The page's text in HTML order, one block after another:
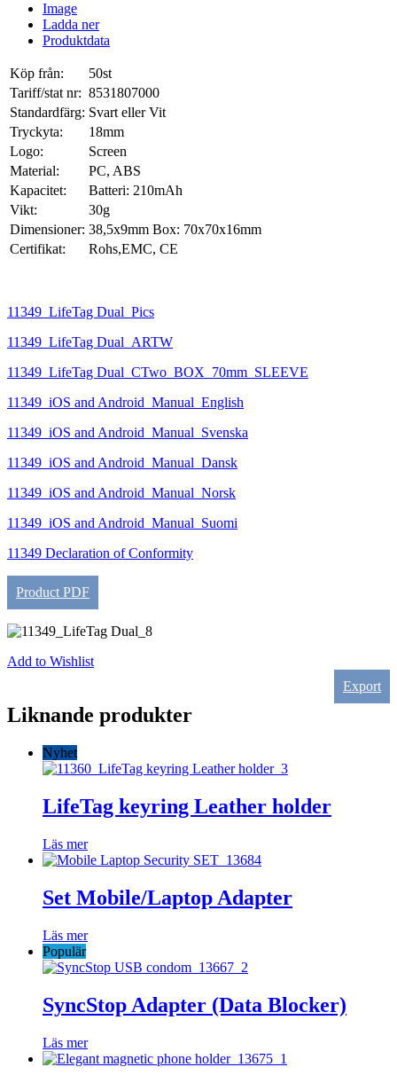
Image
Ladda ner
Produktdata
Köp från:
50st
Tariff/stat nr: 8531807000
Standardfärg: Svart eller Vit
Tryckyta:
18mm
Logo:
Screen
Material:
PC, ABS
Kapacitet:
Batteri: 210mAh
Vikt:
30g
Dimensioner: 38,5x9mm Box: 70x70x16mm
Certifikat:
Rohs,EMC, CE
11349_LifeTag Dual_Pics
11349_LifeTag Dual_ARTW
11349_LifeTag Dual_CTwo_BOX_70mm_SLEEVE
11349_iOS and Android_Manual_English
11349_iOS and Android_Manual_Svenska
11349_iOS and Android_Manual_Dansk
11349_iOS and Android_Manual_Norsk
11349_iOS and Android_Manual_Suomi
11349 Declaration of Conformity
Product PDF
Add to Wishlist
Export
Liknande produkter
Nyhet
LifeTag keyring Leather holder
Läs mer
Set Mobile/Laptop Adapter
Läs mer
Populär
SyncStop Adapter (Data Blocker)
Läs mer